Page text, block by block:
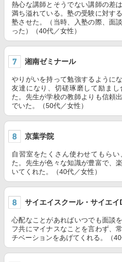
熱心な講師とそうでない講師の差
満ち溢れている。塾の受験に対す
塾させた。（当時、入塾の際、面
った）（40代／女性）
湘南ゼミナール
やりがいを持って勉強するように
友達になり、切磋琢磨して励ま
た。先生が学校の教師よりも信頼
でいた。（50代／女性）
京葉学院
自習室をたくさん使わせてもら
た。先生が色々な知識が豊富で、
いてくれた。（40代／女性）
サイエイスクール・サイエイ
心配なことがあればいつでも面談
フ共にマイナスなことを言わず、
チベーションをあげてくれる。（40